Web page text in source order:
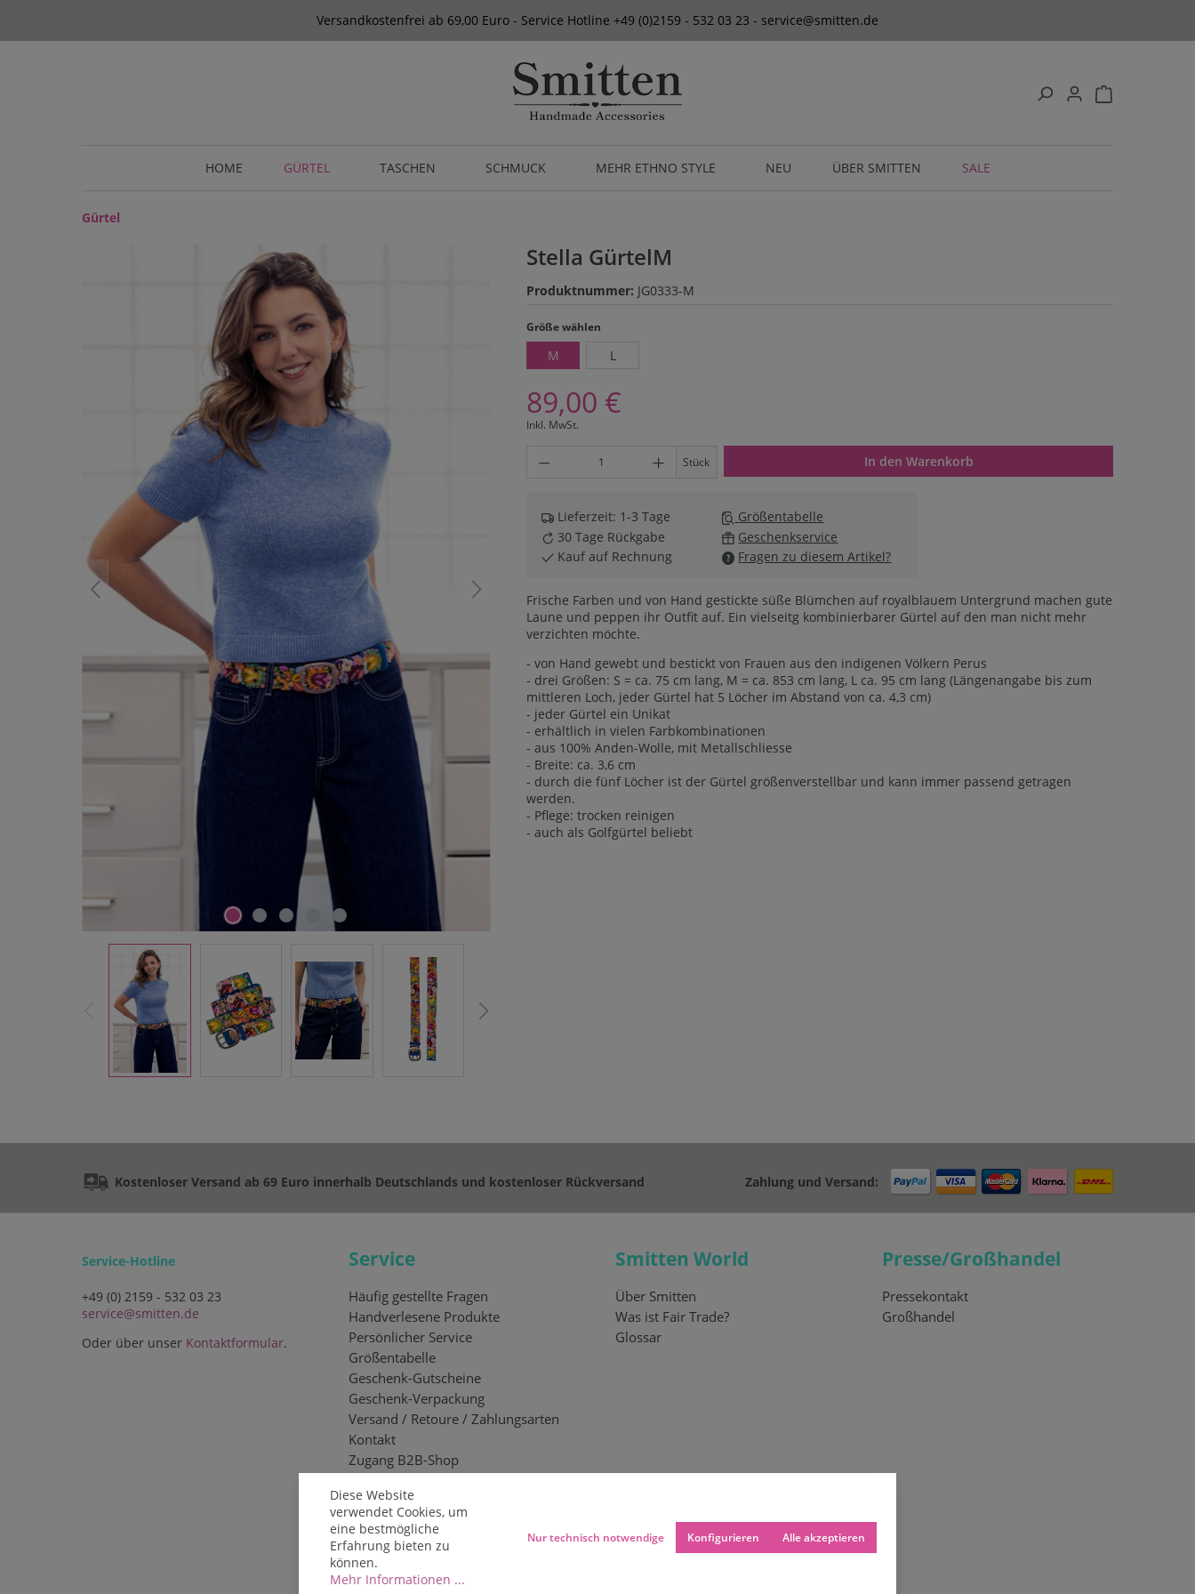
Versandkostenfrei ab 69,00 Euro - Service Hotline +49 (0)2159 - 532 03 23 - service@smitten.de
HOME GÜRTEL TASCHEN SCHMUCK MEHR ETHNO STYLE NEU ÜBER SMITTEN SALE
Gürtel
Stella GürtelM
Produktnummer: JG0333-M
Größe wählen
M
L
89,00 €
Inkl. MwSt.
Produkt Anzahl: Gib den gewünschten Wert ein oder benutze die Schaltflächen um die Anzahl zu erhöhen
Stück In den Warenkorb
Lieferzeit: 1-3 Tage
Größentabelle
30 Tage Rückgabe
Geschenkservice
Kauf auf Rechnung
Fragen zu diesem Artikel?
Frische Farben und von Hand gestickte süße Blümchen auf royalblauem Untergrund machen gute
Laune und peppen ihr Outfit auf. Ein vielseitg kombinierbarer Gürtel auf den man nicht mehr
verzichten möchte.
- von Hand gewebt und bestickt von Frauen aus den indigenen Völkern Perus
- drei Größen: S = ca. 75 cm lang, M = ca. 853 cm lang, L ca. 95 cm lang (Längenangabe bis zum
mittleren Loch, jeder Gürtel hat 5 Löcher im Abstand von ca. 4,3 cm)
- jeder Gürtel ein Unikat
- erhältlich in vielen Farbkombinationen
- aus 100% Anden-Wolle, mit Metallschliesse
- Breite: ca. 3,6 cm
- durch die fünf Löcher ist der Gürtel größenverstellbar und kann immer passend getragen
werden.
- Pflege: trocken reinigen
- auch als Golfgürtel beliebt
Kostenloser Versand ab 69 Euro innerhalb Deutschlands und kostenloser Rückversand Zahlung und Versand:
Service-Hotline
+49 (0) 2159 - 532 03 23
service@smitten.de
Oder über unser Kontaktformular.
Service
Häufig gestellte Fragen
Handverlesene Produkte
Persönlicher Service
Größentabelle
Geschenk-Gutscheine
Geschenk-Verpackung
Versand / Retoure / Zahlungsarten
Kontakt
Zugang B2B-Shop
Smitten World
Über Smitten
Was ist Fair Trade?
Glossar
Presse/Großhandel
Pressekontakt
Großhandel
Diese Website
verwendet Cookies, um
eine bestmögliche
Erfahrung bieten zu
können.
Mehr Informationen ...
Nur technisch notwendige Konfigurieren Alle akzeptieren